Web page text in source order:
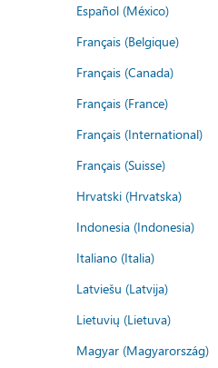
Español (México)
Français (Belgique)
Français (Canada)
Français (France)
Français (International)
Français (Suisse)
Hrvatski (Hrvatska)
Indonesia (Indonesia)
Italiano (Italia)
Latviešu (Latvija)
Lietuvių (Lietuva)
Magyar (Magyarország)